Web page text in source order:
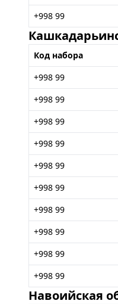
+998 99
Код набора
+998 99
+998 99
+998 99
+998 99
+998 99
+998 99
+998 99
+998 99
+998 99
+998 99
Навоийская